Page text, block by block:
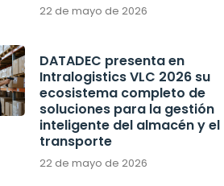
22 de mayo de 2026
DATADEC presenta en
Intralogistics VLC 2026 su
ecosistema completo de
soluciones para la gestión
inteligente del almacén y el
transporte
22 de mayo de 2026